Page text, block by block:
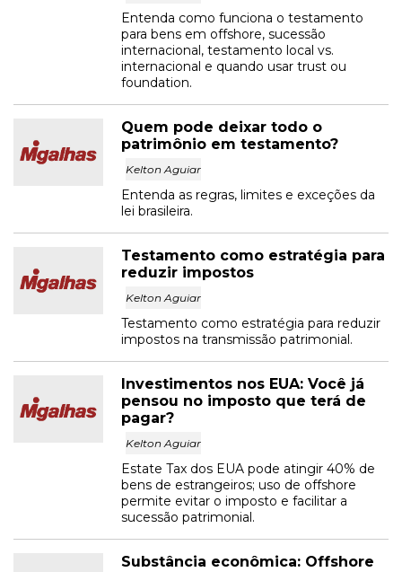
Entenda como funciona o testamento
para bens em offshore, sucessão
internacional, testamento local vs.
internacional e quando usar trust ou
foundation.
Quem pode deixar todo o
patrimônio em testamento?
Kelton Aguiar
Entenda as regras, limites e exceções da
lei brasileira.
Testamento como estratégia para
reduzir impostos
Kelton Aguiar
Testamento como estratégia para reduzir
impostos na transmissão patrimonial.
Investimentos nos EUA: Você já
pensou no imposto que terá de
pagar?
Kelton Aguiar
Estate Tax dos EUA pode atingir 40% de
bens de estrangeiros; uso de offshore
permite evitar o imposto e facilitar a
sucessão patrimonial.
Substância econômica: Offshore